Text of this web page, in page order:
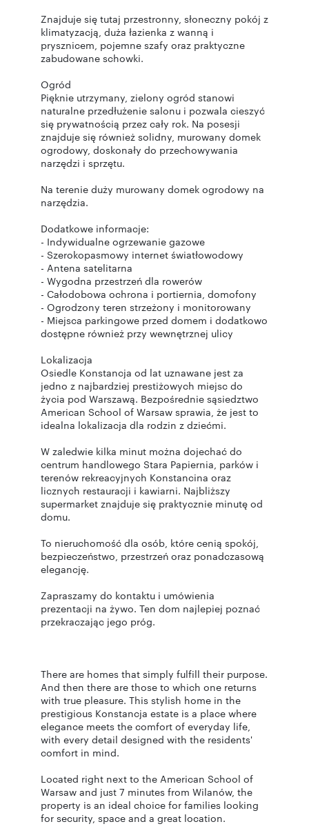
Znajduje się tutaj przestronny, słoneczny pokój z
klimatyzacją, duża łazienka z wanną i
prysznicem, pojemne szafy oraz praktyczne
zabudowane schowki.
Ogród
Pięknie utrzymany, zielony ogród stanowi
naturalne przedłużenie salonu i pozwala cieszyć
się prywatnością przez cały rok. Na posesji
znajduje się również solidny, murowany domek
ogrodowy, doskonały do przechowywania
narzędzi i sprzętu.
Na terenie duży murowany domek ogrodowy na
narzędzia.
Dodatkowe informacje:
- Indywidualne ogrzewanie gazowe
- Szerokopasmowy internet światłowodowy
- Antena satelitarna
- Wygodna przestrzeń dla rowerów
- Całodobowa ochrona i portiernia, domofony
- Ogrodzony teren strzeżony i monitorowany
- Miejsca parkingowe przed domem i dodatkowo
dostępne również przy wewnętrznej ulicy
Lokalizacja
Osiedle Konstancja od lat uznawane jest za
jedno z najbardziej prestiżowych miejsc do
życia pod Warszawą. Bezpośrednie sąsiedztwo
American School of Warsaw sprawia, że jest to
idealna lokalizacja dla rodzin z dziećmi.
W zaledwie kilka minut można dojechać do
centrum handlowego Stara Papiernia, parków i
terenów rekreacyjnych Konstancina oraz
licznych restauracji i kawiarni. Najbliższy
supermarket znajduje się praktycznie minutę od
domu.
To nieruchomość dla osób, które cenią spokój,
bezpieczeństwo, przestrzeń oraz ponadczasową
elegancję.
Zapraszamy do kontaktu i umówienia
prezentacji na żywo. Ten dom najlepiej poznać
przekraczając jego próg.
There are homes that simply fulfill their purpose.
And then there are those to which one returns
with true pleasure. This stylish home in the
prestigious Konstancja estate is a place where
elegance meets the comfort of everyday life,
with every detail designed with the residents'
comfort in mind.
Located right next to the American School of
Warsaw and just 7 minutes from Wilanów, the
property is an ideal choice for families looking
for security, space and a great location.